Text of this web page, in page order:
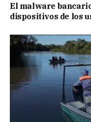
El malware
dispositivos de los